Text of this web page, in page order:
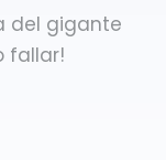
del gigante
fallar!